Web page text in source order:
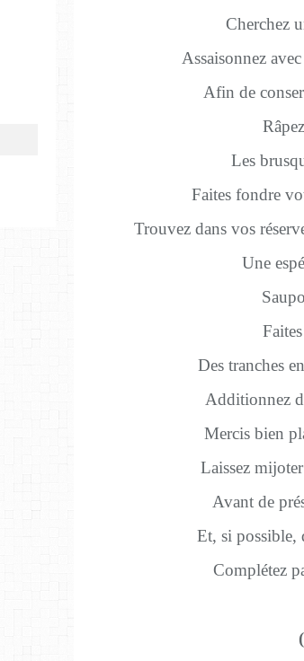
Cherchez
Assaisonnez
Afin de
Les
Faites fondre
Trouvez dans vos
Une
Des tranches
Additionnez
Mercis bien
Laissez
Avant de
Et, si possible,
Complétez